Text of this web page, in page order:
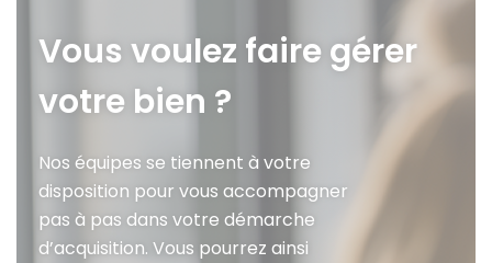
Vous voulez faire gérer
votre bien ?
Nos équipes se tiennent à votre
disposition pour vous accompagner
pas à pas dans votre démarche
d’acquisition. Vous pourrez ainsi